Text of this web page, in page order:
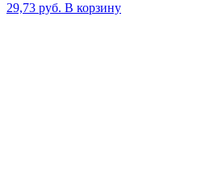
29,73 руб. В корзину